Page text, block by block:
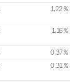
1,22 %
1,16 %
0,37 %
0,31 %